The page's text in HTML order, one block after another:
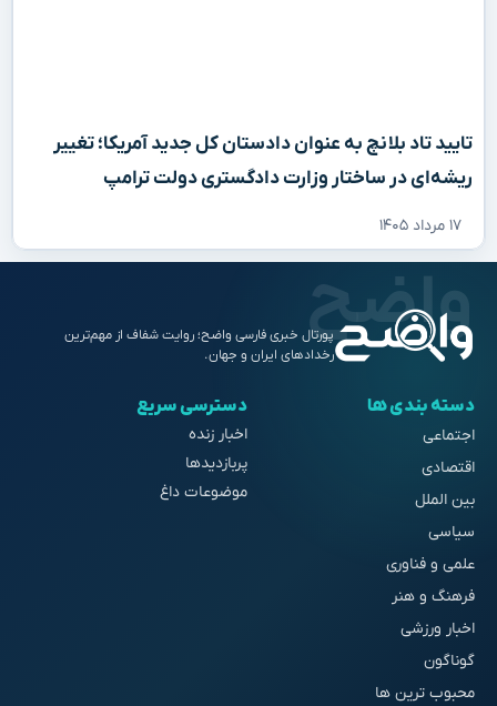
تایید تاد بلانچ به عنوان دادستان کل جدید آمریکا؛ تغییر
ریشه‌ای در ساختار وزارت دادگستری دولت ترامپ
۱۷ مرداد ۱۴۰۵
پورتال خبری فارسی واضح؛ روایت شفاف از مهم‌ترین
رخدادهای ایران و جهان.
دسته بندی ها
اجتماعی
اقتصادی
بین الملل
سیاسی
علمی و فناوری
فرهنگ و هنر
اخبار ورزشی
گوناگون
محبوب ترین ها
دسترسی سریع
اخبار زنده
پربازدیدها
موضوعات داغ